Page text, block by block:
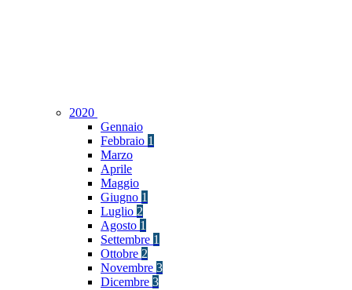
2020
Gennaio
Febbraio 1
Marzo
Aprile
Maggio
Giugno 1
Luglio 2
Agosto 1
Settembre 1
Ottobre 2
Novembre 3
Dicembre 3